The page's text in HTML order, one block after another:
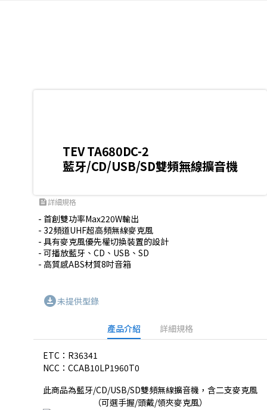
TEV TA680DC-2
藍牙/CD/USB/SD雙頻無線擴音機
feed詳細規格
- 首創雙功率Max220W輸出
- 32頻道UHF超高頻無線麥克風
- 具有麥克風優先權切換裝置的設計
- 可播放藍牙、CD、USB、SD
- 高質感ABS材質8吋音箱
download_for_offline未提供型錄
產品介紹 詳細規格
ETC：R36341
NCC：CCAB10LP1960T0
此商品為藍牙/CD/USB/SD雙頻無線擴音機，含二支麥克風
（可選手握/頭戴/領夾麥克風）